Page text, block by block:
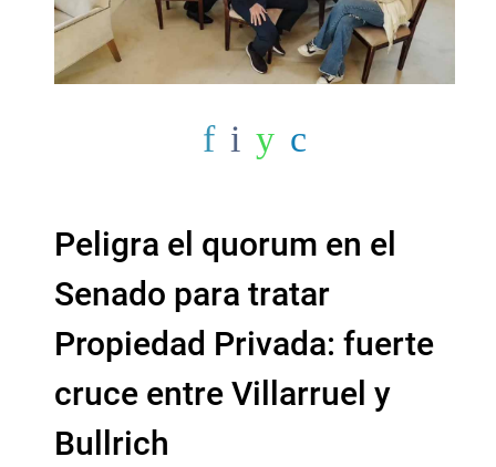
Peligra el quorum en el
Senado para tratar
Propiedad Privada: fuerte
cruce entre Villarruel y
Bullrich